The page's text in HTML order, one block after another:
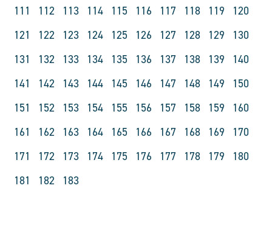
111
112 113 114 115 116 117 118 119
120
121
122 123 124 125 126 127 128 129
130
131
132 133 134 135 136 137 138 139
140
141
142 143 144 145 146 147 148 149
150
151
152 153 154 155 156 157 158 159
160
161
162 163 164 165 166 167 168 169
170
171
172 173 174 175 176 177 178 179
180
181
182 183